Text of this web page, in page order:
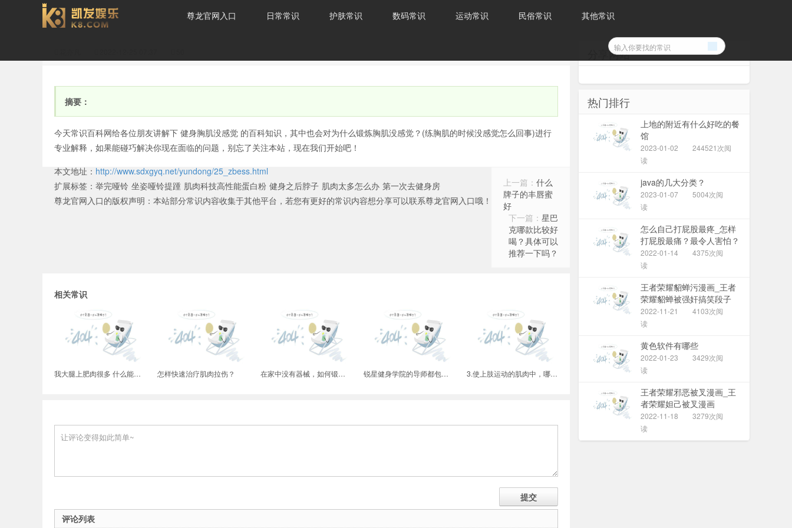
为什么锻炼胸肌没感觉？
(练胸肌的时候没感觉怎
尊龙官网入口 日常常识 护肤常识 数码常识 运动常识 民俗常识 其他常识
摘要：
今天常识百科网给各位朋友讲解下 健身胸肌没感觉 的百科知识，其中也会对为什么锻炼胸肌没感觉？(练胸肌的时候没感觉怎么回事)进行
专业解释，如果能碰巧解决你现在面临的问题，别忘了关注本站，现在我们开始吧！
本文地址： http://www.sdxgyq.net/yundong/25_zbess.html
扩展标签： 举完哑铃 坐姿哑铃提踵 肌肉科技高性能蛋白粉 健身之后脖子 肌肉太多怎么办 第一次去健身房
尊龙官网入口的版权声明： 本站部分常识内容收集于其他平台，若您有更好的常识内容想分享可以联系尊龙官网入口哦！
上一篇： 什么
牌子的丰唇蜜
好
下一篇： 星巴
克哪款比较好
喝？具体可以
推荐一下吗？
相关常识
我大腿上肥肉很多 什么能运动能快速减掉呢 怎样快速治疗肌肉拉伤？ 在家中没有器械，如何锻炼自己的背部？ 锐星健身学院的导师都包括哪些？ 3.使上肢运动的肌肉中，哪些肌肉在浅层？哪些肌肉位深层
评论列表
分享网站
热门排行
上地的附近有什么好吃的餐
馆
2023-01-02
244521次阅
读
java的几大分类？
2023-01-07
5004次阅
读
怎么自己打屁股最疼_怎样
打屁股最痛？最令人害怕？
（求自虐）
2022-01-14
4375次阅
读
王者荣耀貂蝉污漫画_王者
荣耀貂蝉被强奸搞笑段子
2022-11-21
4103次阅
读
黄色软件有哪些
2022-01-23
3429次阅
读
王者荣耀邪恶被叉漫画_王
者荣耀妲己被叉漫画
2022-11-18
3279次阅
读